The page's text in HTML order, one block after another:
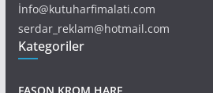
İnfo@kutuharfimalati.com
serdar_reklam@hotmail.com
Kategoriler